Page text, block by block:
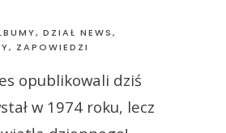
, DZIAŁ NEWS,
, ZAPOWIEDZI
opublikowali dziś
w 1974 roku, lecz